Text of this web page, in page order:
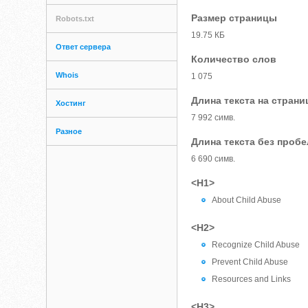
Robots.txt
Ответ сервера
Whois
Хостинг
Разное
Размер страницы
19.75 КБ
Количество слов
1 075
Длина текста на
7 992 симв.
Длина текста без
6 690 симв.
<H1>
About Child Abuse
<H2>
Recognize Child Abuse
Prevent Child Abuse
Resources and Links